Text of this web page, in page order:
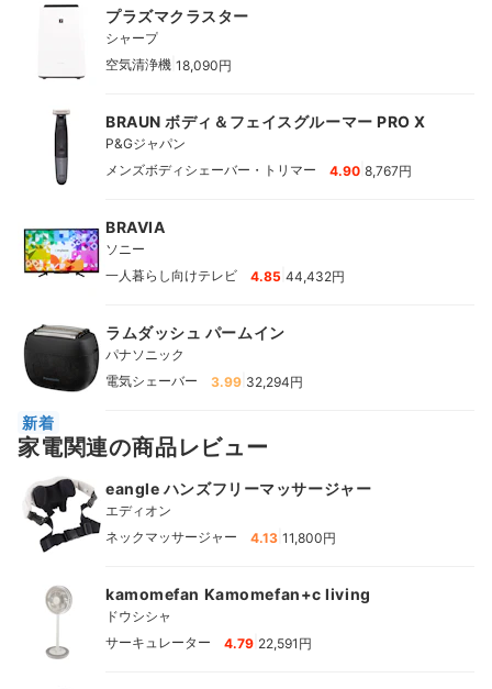
プラズマクラスター
シャープ
空気清浄機 18,090円
BRAUN ボディ＆フェイスグルーマー PRO X
P&Gジャパン
メンズボディシェーバー・トリマー
4.90 8,767円
BRAVIA
ソニー
一人暮らし向けテレビ
4.85 44,432円
ラムダッシュ パームイン
パナソニック
電気シェーバー
3.99 32,294円
新着
家電関連の商品レビュー
eangle ハンズフリーマッサージャー
エディオン
ネックマッサージャー
4.13 11,800円
kamomefan Kamomefan+c living
ドウシシャ
サーキュレーター
4.79 22,591円